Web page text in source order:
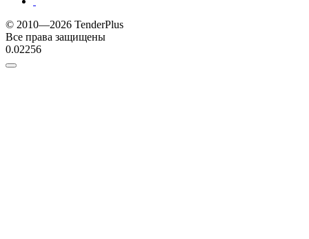
© 2010—2026 TenderPlus
Все права защищены
0.02256